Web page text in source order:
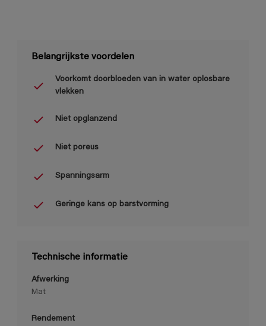
Belangrijkste voordelen
Voorkomt doorbloeden van in water oplosbare
vlekken
Niet opglanzend
Niet poreus
Spanningsarm
Geringe kans op barstvorming
Technische informatie
Afwerking
Mat
Rendement